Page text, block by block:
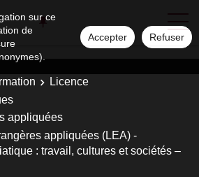
sur ce
de
Accepter Refuser
Licence
appliquées
appliquées (LEA) -
: travail, cultures et sociétés –